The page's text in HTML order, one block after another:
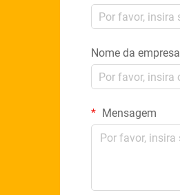
Nome da empresa
Mensagem